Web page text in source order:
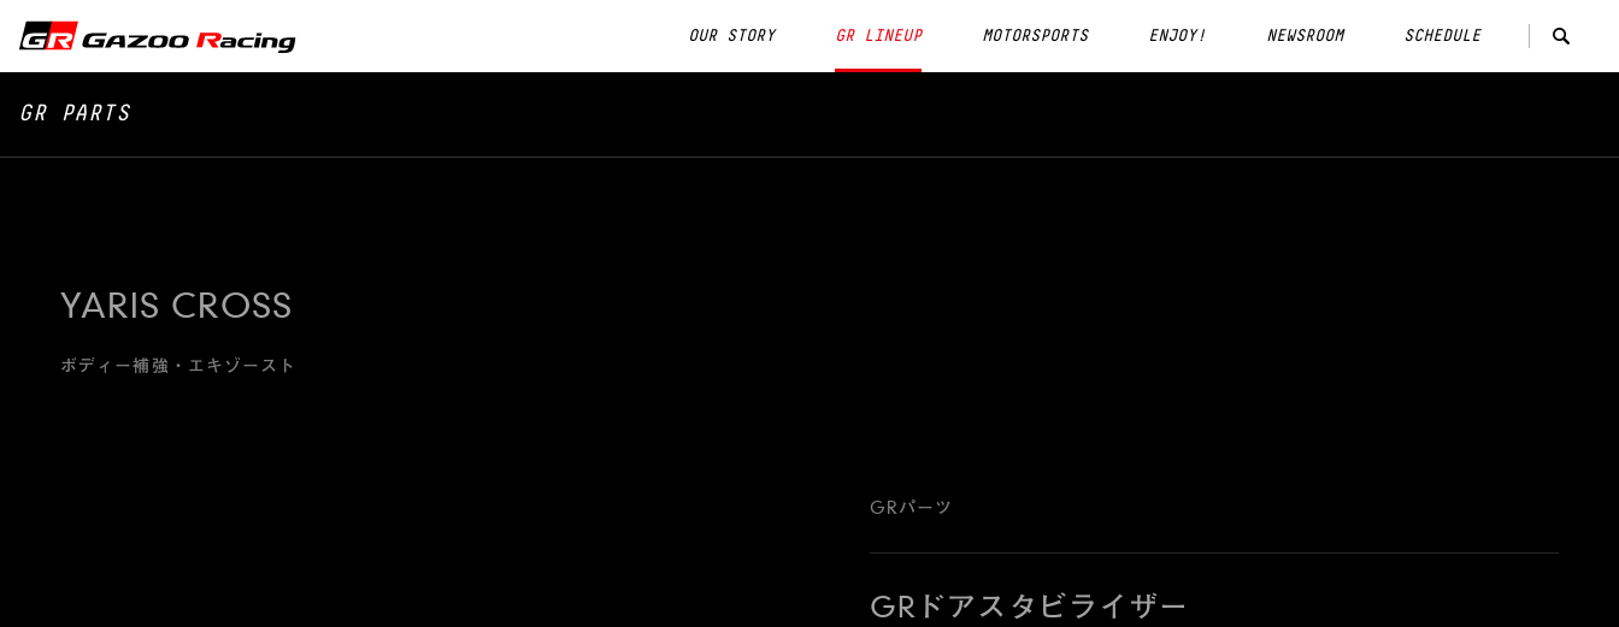
OUR STORY GR LINEUP MOTORSPORTS ENJOY! NEWSROOM SCHEDULE
GR PARTS
YARIS CROSS
ボディー補強・エキゾースト
GRパーツ
GRドアスタビライザー